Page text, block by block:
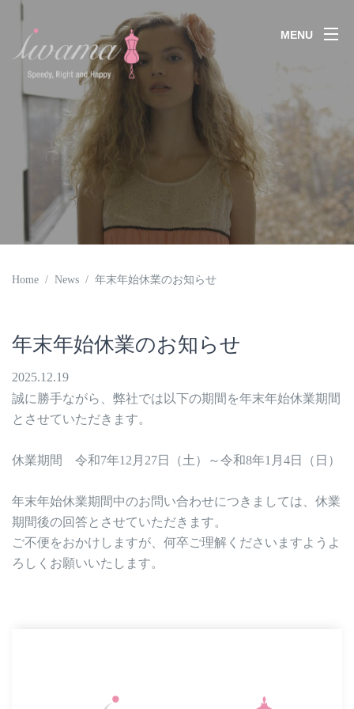
MENU
Home / News / 年末年始休業のお知らせ
年末年始休業のお知らせ
2025.12.19
誠に勝手ながら、弊社では以下の期間を年末年始休業期間
とさせていただきます。
休業期間 令和7年12月27日（土）～令和8年1月4日（日）
年末年始休業期間中のお問い合わせにつきましては、休業
期間後の回答とさせていただきます。
ご不便をおかけしますが、何卒ご理解くださいますようよ
ろしくお願いいたします。